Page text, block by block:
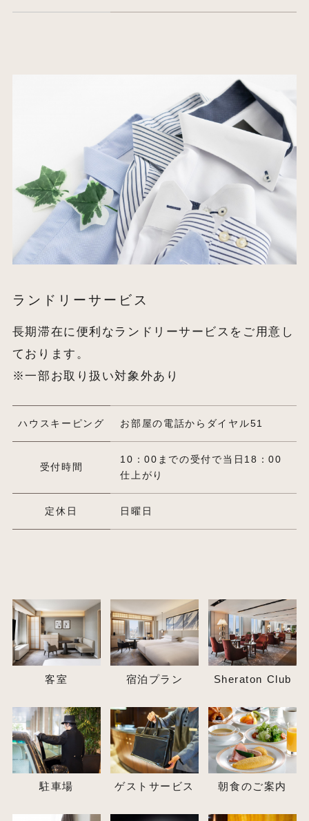
ランドリーサービス
長期滞在に便利なランドリーサービスをご用意し
ております。
※一部お取り扱い対象外あり
ハウスキーピング お部屋の電話からダイヤル51
受付時間
10：00までの受付で当日18：00
仕上がり
定休日 日曜日
客室 宿泊プラン Sheraton Club
駐車場 ゲストサービス 朝食のご案内